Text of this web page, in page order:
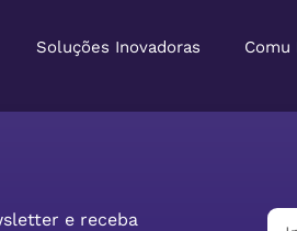
Soluções Inovadoras Comu
e receba